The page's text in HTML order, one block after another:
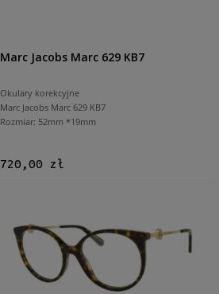
Marc Jacobs Marc 629 KB7
Okulary korekcyjne
Marc Jacobs Marc 629 KB7
Rozmiar: 52mm *19mm
720,00 zł